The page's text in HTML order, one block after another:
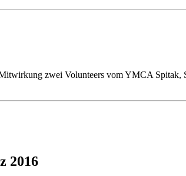
zwei Volunteers vom YMCA Spitak,
2016